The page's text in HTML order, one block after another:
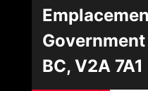
BC, V2A 7A1